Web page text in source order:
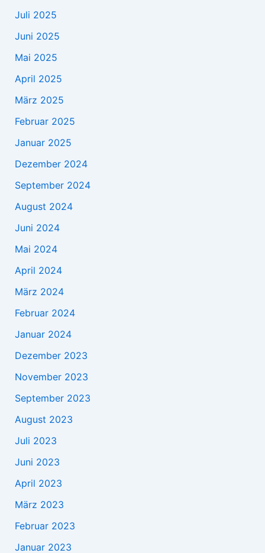
Juli 2025
Juni 2025
Mai 2025
April 2025
März 2025
Februar 2025
Januar 2025
Dezember 2024
September 2024
August 2024
Juni 2024
Mai 2024
April 2024
März 2024
Februar 2024
Januar 2024
Dezember 2023
November 2023
September 2023
August 2023
Juli 2023
Juni 2023
April 2023
März 2023
Februar 2023
Januar 2023